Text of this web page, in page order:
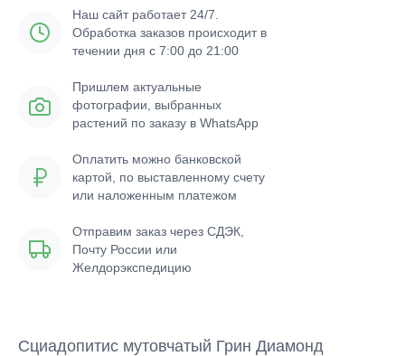
Наш сайт работает 24/7.
Обработка заказов происходит в
течении дня с 7:00 до 21:00
Пришлем актуальные
фотографии, выбранных
растений по заказу в WhatsApp
Отправим заказ через СДЭК,
Почту России или
Желдорэкспедицию
Оплатить можно банковской
картой, по выставленному счету
или наложенным платежом
Сциадопитис мутовчатый Грин Диамонд